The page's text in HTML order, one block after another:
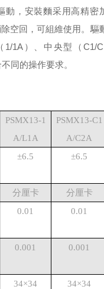
動，安裝麵采用高精密
空回，可組維使用。驅
1A）、中央型（C1/
同的操作要求。
PSMX13-1
A/L1A
PSMX13-C1
A/C2A
±6.5 ±6.5
分厘卡
分厘卡
0.01 0.01
0.001 0.001
34×34 34×34